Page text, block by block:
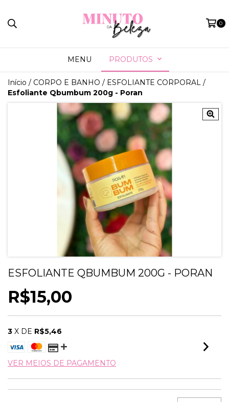
0
MENU PRODUTOS
Início / CORPO E BANHO / ESFOLIANTE CORPORAL /
Esfoliante Qbumbum 200g - Poran
ESFOLIANTE QBUMBUM 200G - PORAN
R$15,00
3 X DE R$5,46
VER MEIOS DE PAGAMENTO